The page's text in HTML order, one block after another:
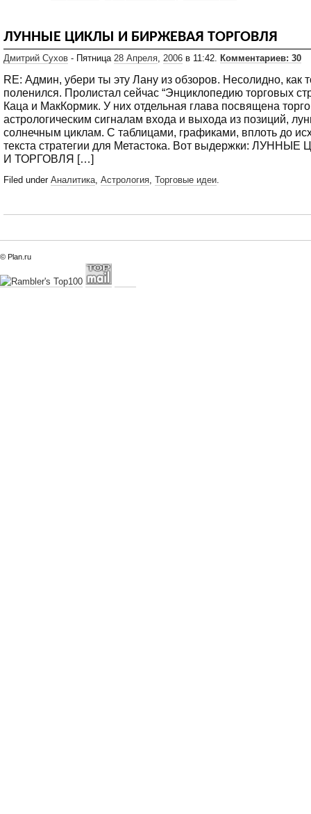
ЛУННЫЕ ЦИКЛЫ И БИРЖЕВАЯ ТОРГОВЛЯ
Дмитрий Сухов - Пятница 28 Апреля 2006 в 11:42. Комментариев: 30
RE: Админ, убери ты эту Лану из обзоров. Несолидно, как
поленился. Пролистал сейчас “Энциклопедию торговых
Каца и МакКормик. У них отдельная глава посвящена
астрологическим сигналам входа и выхода из позиций,
солнечным циклам. С таблицами, графиками, вплоть до
текста стратегии для Метастока. Вот выдержки:
И ТОРГОВЛЯ […]
Filed under Аналитика Астрология Торговые идеи
© Plan.ru